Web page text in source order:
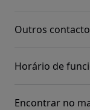
Outros
Horário de
Encontrar no